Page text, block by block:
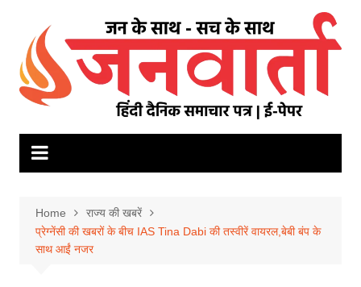
content
Home
राज्य की खबरें
प्रेग्नेंसी की खबरों के बीच IAS Tina Dabi की तस्वीरें वायरल,बेबी बंप के
साथ आईं नजर